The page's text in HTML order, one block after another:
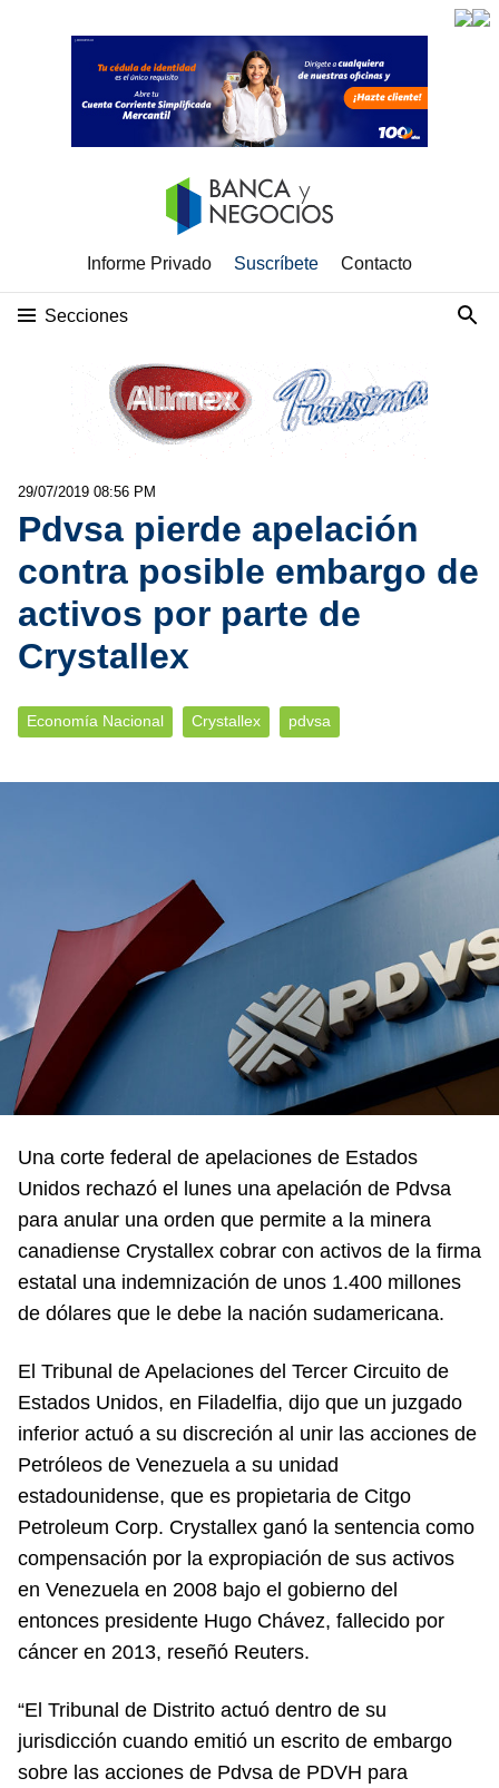
Informe Privado Suscríbete Contacto
Secciones
29/07/2019 08:56 PM
Pdvsa pierde apelación
contra posible embargo de
activos por parte de
Crystallex
Economía Nacional Crystallex pdvsa
Una corte federal de apelaciones de Estados
Unidos rechazó el lunes una apelación de Pdvsa
para anular una orden que permite a la minera
canadiense Crystallex cobrar con activos de la firma
estatal una indemnización de unos 1.400 millones
de dólares que le debe la nación sudamericana.
El Tribunal de Apelaciones del Tercer Circuito de
Estados Unidos, en Filadelfia, dijo que un juzgado
inferior actuó a su discreción al unir las acciones de
Petróleos de Venezuela a su unidad
estadounidense, que es propietaria de Citgo
Petroleum Corp. Crystallex ganó la sentencia como
compensación por la expropiación de sus activos
en Venezuela en 2008 bajo el gobierno del
entonces presidente Hugo Chávez, fallecido por
cáncer en 2013, reseñó Reuters.
“El Tribunal de Distrito actuó dentro de su
jurisdicción cuando emitió un escrito de embargo
sobre las acciones de Pdvsa de PDVH para